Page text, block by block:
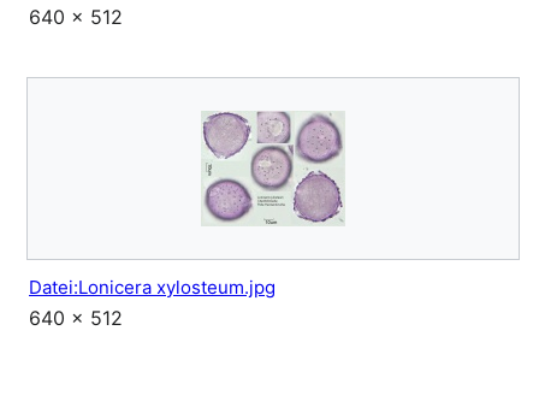
640 × 512
Datei:Lonicera xylosteum.jpg
640 × 512